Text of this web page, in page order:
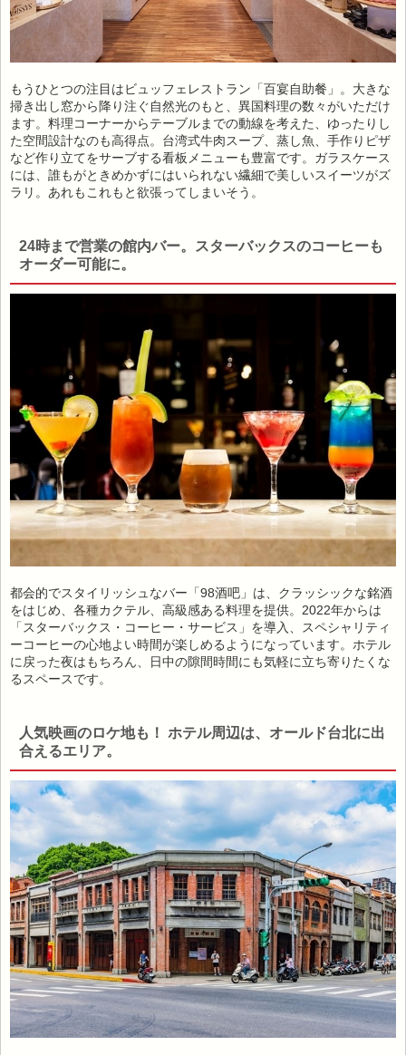
もうひとつの注目はビュッフェレストラン「百宴自助餐」。大きな
掃き出し窓から降り注ぐ自然光のもと、異国料理の数々がいただけ
ます。料理コーナーからテーブルまでの動線を考えた、ゆったりし
た空間設計なのも高得点。台湾式牛肉スープ、蒸し魚、手作りピザ
など作り立てをサーブする看板メニューも豊富です。ガラスケース
には、誰もがときめかずにはいられない繊細で美しいスイーツがズ
ラリ。あれもこれもと欲張ってしまいそう。
24時まで営業の館内バー。スターバックスのコーヒーも
オーダー可能に。
都会的でスタイリッシュなバー「98酒吧」は、クラッシックな銘酒
をはじめ、各種カクテル、高級感ある料理を提供。2022年からは
「スターバックス・コーヒー・サービス」を導入、スペシャリティ
ーコーヒーの心地よい時間が楽しめるようになっています。ホテル
に戻った夜はもちろん、日中の隙間時間にも気軽に立ち寄りたくな
るスペースです。
人気映画のロケ地も！ ホテル周辺は、オールド台北に出
合えるエリア。